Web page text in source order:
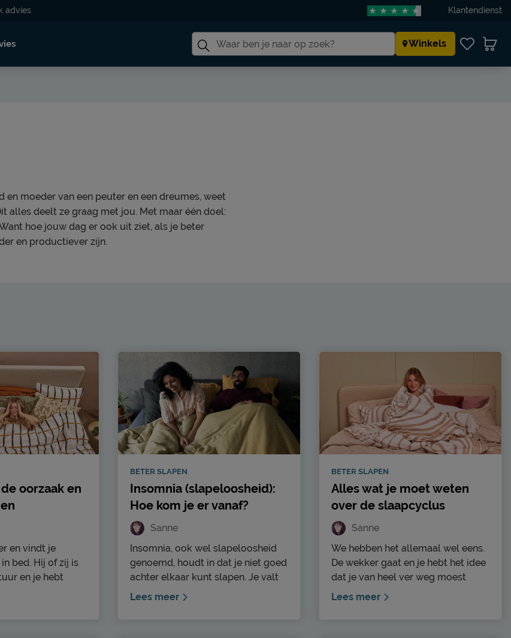
advies Klantendienst
Winkels
en moeder van een peuter en een dreumes, weet
alles deelt ze graag met jou. Met maar één doel:
hoe jouw dag er ook uit ziet, als je beter
en productiever zijn.
oorzaak en
en vindt je
bed. Hij of zij is
en je hebt
Als je je partner
BETER SLAPEN
Insomnia (slapeloosheid):
Hoe kom je er vanaf?
Sanne
Insomnia, ook wel slapeloosheid
genoemd, houdt in dat je niet goed
achter elkaar kunt slapen. Je valt
moeilijk in slaap, je wordt ‘s nachts
Lees meer
BETER SLAPEN
Alles wat je moet weten
over de slaapcyclus
Sanne
We hebben het allemaal wel eens.
De wekker gaat en je hebt het idee
dat je van heel ver weg moest
komen. Waarschijnlijk zat je in één
Lees meer